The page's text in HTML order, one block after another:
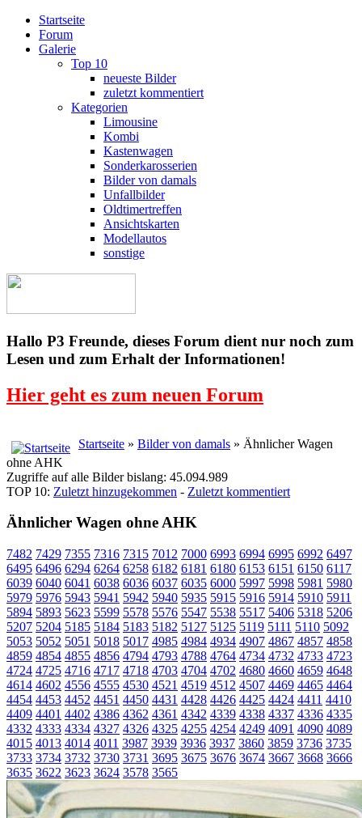
Startseite
Forum
Galerie
Top 10
neueste Bilder
zuletzt kommentiert
Kategorien
Limousine
Kombi
Kastenwagen
Sonderkarosserien
Bilder von damals
Unfallbilder
Oldtimertreffen
Ansichtskarten
Modellautos
sonstige
Hallo P3 Freunde, dieses Forum dient nur noch zum
Lesen und zum Erhalt der Informationen!
Hier geht es zum neuen Forum
Startseite » Bilder von damals » Ähnlicher Wagen
ohne AHK
Zugriffe auf alle Bilder bislang: 45.094.989
TOP 10: Zuletzt hinzugekommen - Zuletzt kommentiert
Ähnlicher Wagen ohne AHK
7482 7429 7355 7316 7315 7012 7000 6993 6994 6995 6992 6497
6495 6496 6294 6264 6258 6182 6181 6180 6153 6151 6150 6117
6039 6040 6041 6038 6036 6037 6035 6000 5997 5998 5981 5980
5979 5976 5943 5941 5942 5940 5935 5915 5916 5914 5910 5911
5894 5893 5623 5599 5578 5576 5547 5538 5517 5406 5318 5206
5207 5204 5185 5184 5183 5182 5127 5125 5119 5111 5110 5092
5053 5052 5051 5018 5017 4985 4984 4934 4907 4867 4857 4858
4859 4854 4855 4856 4794 4793 4788 4764 4734 4732 4733 4723
4724 4725 4716 4717 4718 4703 4704 4702 4680 4660 4659 4648
4614 4602 4556 4555 4530 4521 4519 4512 4507 4469 4465 4464
4454 4453 4452 4451 4450 4431 4428 4426 4425 4424 4411 4410
4409 4401 4402 4386 4362 4361 4342 4339 4338 4337 4336 4335
4332 4333 4334 4327 4326 4325 4255 4254 4249 4091 4090 4089
4015 4013 4014 4011 3987 3939 3936 3937 3860 3859 3736 3735
3733 3734 3732 3730 3731 3695 3675 3676 3674 3667 3668 3666
3635 3622 3623 3624 3578 3565